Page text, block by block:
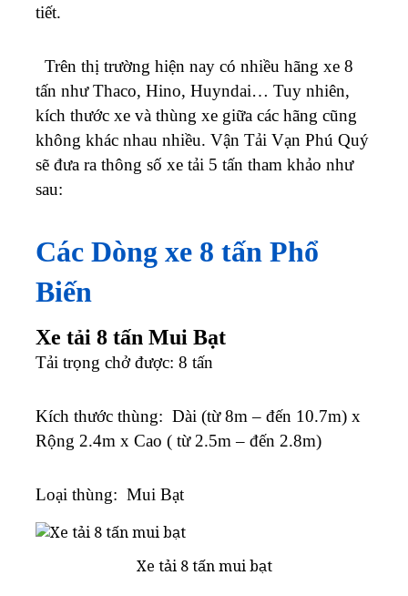
tiết.
Trên thị trường hiện nay có nhiều hãng xe 8
tấn như Thaco, Hino, Huyndai… Tuy nhiên,
kích thước xe và thùng xe giữa các hãng cũng
không khác nhau nhiều. Vận Tải Vạn Phú Quý
sẽ đưa ra thông số xe tải 5 tấn tham khảo như
sau:
Các Dòng xe 8 tấn Phổ
Biến
Xe tải 8 tấn Mui Bạt
Tải trọng chở được: 8 tấn
Kích thước thùng: Dài (từ 8m – đến 10.7m) x
Rộng 2.4m x Cao ( từ 2.5m – đến 2.8m)
Loại thùng: Mui Bạt
Xe tải 8 tấn mui bạt